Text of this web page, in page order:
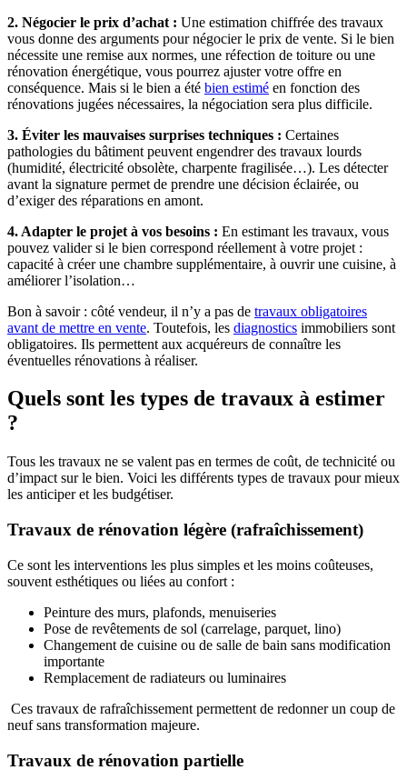
2. Négocier le prix d’achat : Une estimation chiffrée des travaux
vous donne des arguments pour négocier le prix de vente. Si le bien
nécessite une remise aux normes, une réfection de toiture ou une
rénovation énergétique, vous pourrez ajuster votre offre en
conséquence. Mais si le bien a été bien estimé en fonction des
rénovations jugées nécessaires, la négociation sera plus difficile.
3. Éviter les mauvaises surprises techniques : Certaines
pathologies du bâtiment peuvent engendrer des travaux lourds
(humidité, électricité obsolète, charpente fragilisée…). Les détecter
avant la signature permet de prendre une décision éclairée, ou
d’exiger des réparations en amont.
4. Adapter le projet à vos besoins : En estimant les travaux, vous
pouvez valider si le bien correspond réellement à votre projet :
capacité à créer une chambre supplémentaire, à ouvrir une cuisine, à
améliorer l’isolation…
Bon à savoir : côté vendeur, il n’y a pas de travaux obligatoires
avant de mettre en vente. Toutefois, les diagnostics immobiliers sont
obligatoires. Ils permettent aux acquéreurs de connaître les
éventuelles rénovations à réaliser.
Quels sont les types de travaux à estimer
?
Tous les travaux ne se valent pas en termes de coût, de technicité ou
d’impact sur le bien. Voici les différents types de travaux pour mieux
les anticiper et les budgétiser.
Travaux de rénovation légère (rafraîchissement)
Ce sont les interventions les plus simples et les moins coûteuses,
souvent esthétiques ou liées au confort :
Peinture des murs, plafonds, menuiseries
Pose de revêtements de sol (carrelage, parquet, lino)
Changement de cuisine ou de salle de bain sans modification
importante
Remplacement de radiateurs ou luminaires
Ces travaux de rafraîchissement permettent de redonner un coup de
neuf sans transformation majeure.
Travaux de rénovation partielle